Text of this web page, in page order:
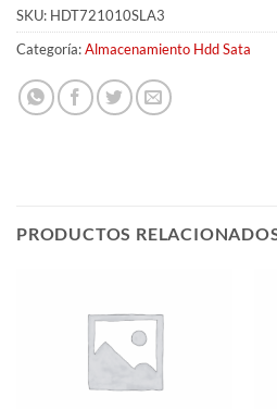
SKU: HDT721010SLA3
Categoría:Almacenamiento Hdd Sata
PRODUCTOS